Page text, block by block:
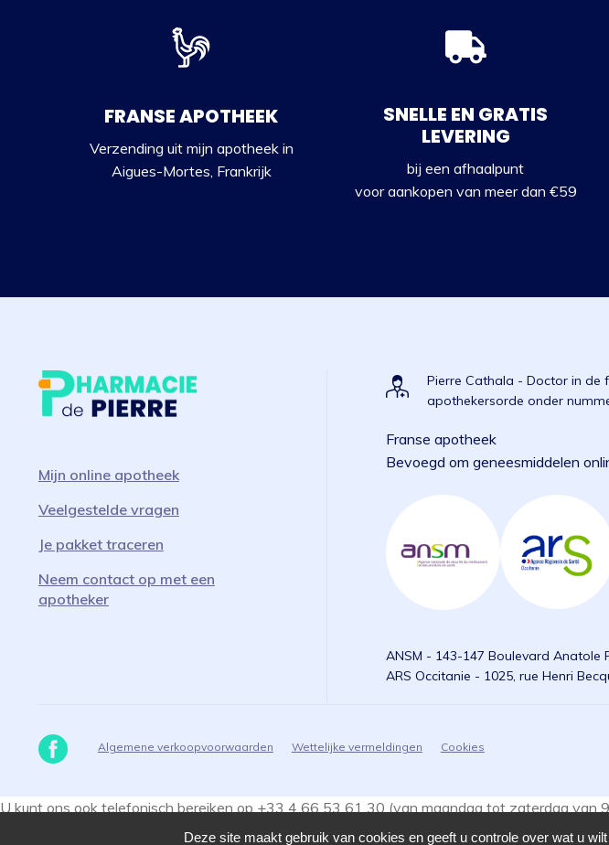
FRANSE APOTHEEK
Verzending uit mijn apotheek in
Aigues-Mortes, Frankrijk
SNELLE EN GRATIS
LEVERING
bij een afhaalpunt
voor aankopen van meer dan €59
Mijn online apotheek
Veelgestelde vragen
Je pakket traceren
Neem contact op met een
apotheker
Pierre Cathala - Doctor in de
apothekersorde onder
Franse apotheek
Bevoegd om geneesmiddelen
ANSM - 143-147 Boulevard Anatole
ARS Occitanie - 1025, rue Henri
Algemene verkoopvoorwaarden Wettelijke vermeldingen Cookies
U kunt ons ook telefonisch bereiken op +33 4 66 53 61 30 (van maandag tot zaterdag
. Ga naar detrackingpagina om je pakket te volgen.
Deze site maakt gebruik van cookies en geeft u controle over wat u